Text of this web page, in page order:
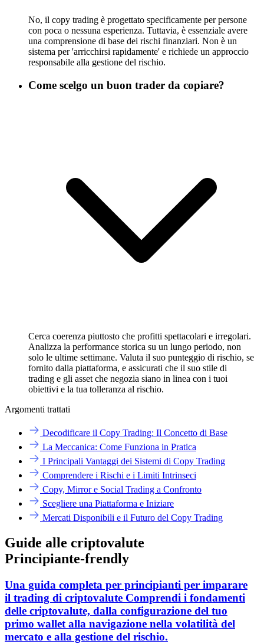
No, il copy trading è progettato specificamente per persone
con poca o nessuna esperienza. Tuttavia, è essenziale avere
una comprensione di base dei rischi finanziari. Non è un
sistema per 'arricchirsi rapidamente' e richiede un approccio
responsabile alla gestione del rischio.
Come scelgo un buon trader da copiare?
Cerca coerenza piuttosto che profitti spettacolari e irregolari.
Analizza la performance storica su un lungo periodo, non
solo le ultime settimane. Valuta il suo punteggio di rischio, se
fornito dalla piattaforma, e assicurati che il suo stile di
trading e gli asset che negozia siano in linea con i tuoi
obiettivi e la tua tolleranza al rischio.
Argomenti trattati
Decodificare il Copy Trading: Il Concetto di Base
La Meccanica: Come Funziona in Pratica
I Principali Vantaggi dei Sistemi di Copy Trading
Comprendere i Rischi e i Limiti Intrinseci
Copy, Mirror e Social Trading a Confronto
Scegliere una Piattaforma e Iniziare
Mercati Disponibili e il Futuro del Copy Trading
Guide alle criptovalute
Principiante-frendly
Una guida completa per principianti per imparare
il trading di criptovalute Comprendi i fondamenti
delle criptovalute, dalla configurazione del tuo
primo wallet alla navigazione nella volatilità del
mercato e alla gestione del rischio.